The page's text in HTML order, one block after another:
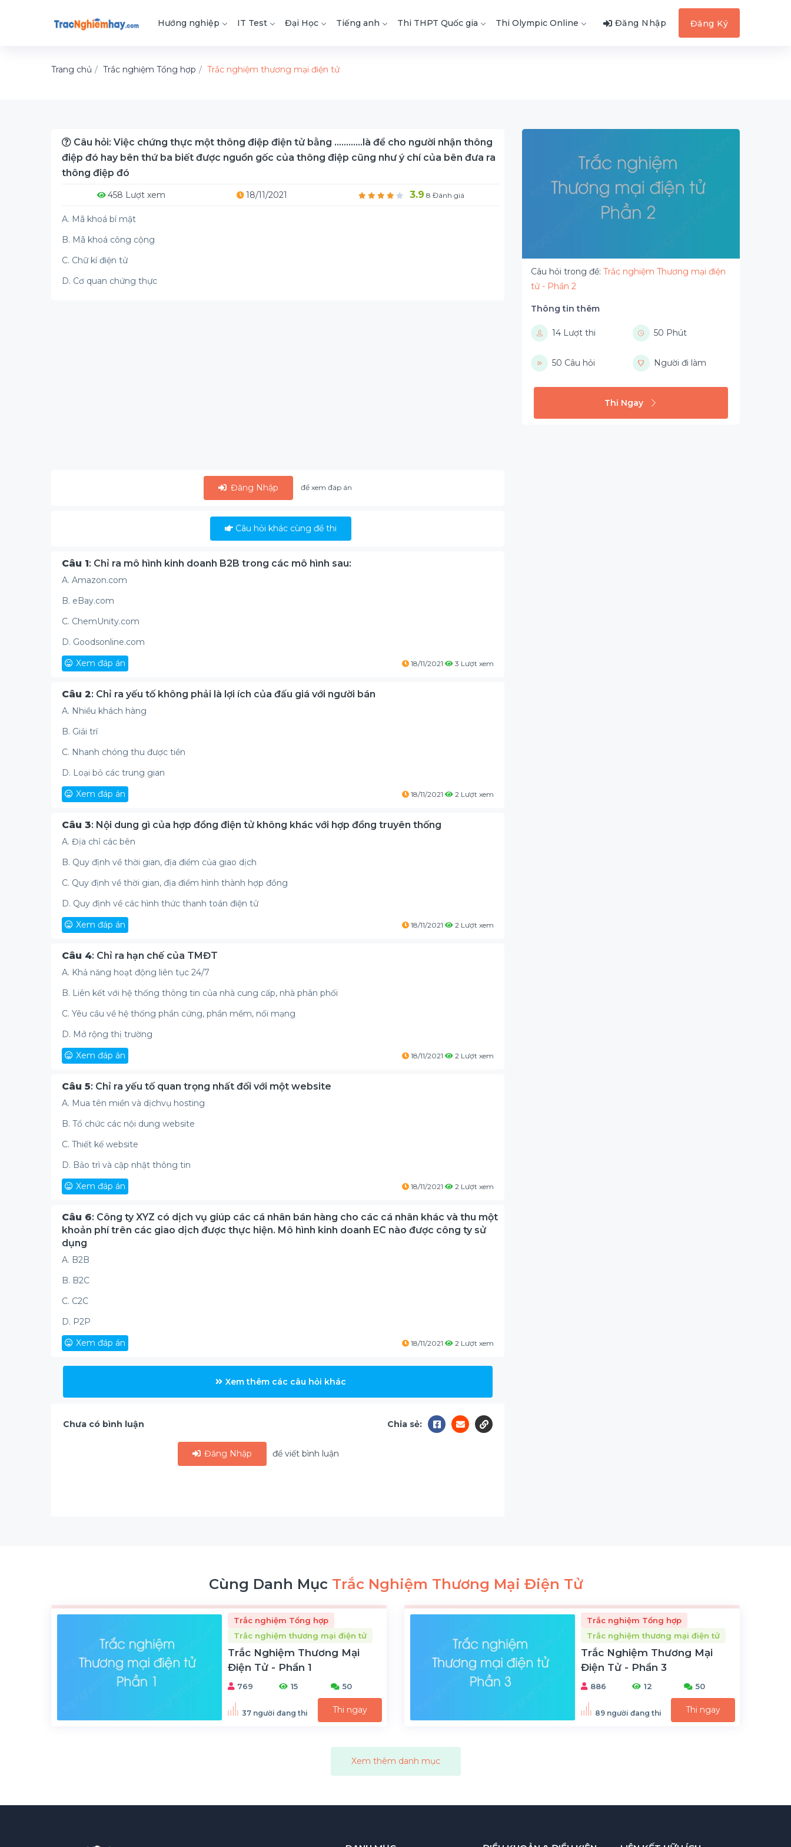
Hướng nghiệp IT Test Đại Học Tiếng anh Thi THPT Quốc gia Thi Olympic Online Đăng Nhập Đăng Ký
Trang chủ Trắc nghiệm Tổng hợp Trắc nghiệm thương mại điện tử
Câu hỏi: Việc chứng thực một thông điệp điện tử bằng …………là để cho người nhận thông
điệp đó hay bên thứ ba biết được nguồn gốc của thông điệp cũng như ý chí của bên đưa ra
thông điệp đó
458 Lượt xem 18/11/2021 3.9 8 Đánh giá
A. Mã khoá bí mật
B. Mã khoá công cộng
C. Chữ kí điện tử
D. Cơ quan chứng thực
Đăng Nhập để xem đáp án
Câu hỏi khác cùng đề thi
Câu 1: Chỉ ra mô hình kinh doanh B2B trong các mô hình sau:
A. Amazon.com
B. eBay.com
C. ChemUnity.com
D. Goodsonline.com
Xem đáp án
18/11/2021 3 Lượt xem
Câu 2: Chỉ ra yếu tố không phải là lợi ích của đấu giá với người bán
A. Nhiều khách hàng
B. Giải trí
C. Nhanh chóng thu được tiền
D. Loại bỏ các trung gian
Xem đáp án
18/11/2021 2 Lượt xem
Câu 3: Nội dung gì của hợp đồng điện tử không khác với hợp đồng truyên thống
A. Địa chỉ các bên
B. Quy định về thời gian, địa điểm của giao dịch
C. Quy định về thời gian, địa điểm hình thành hợp đồng
D. Quy định về các hình thức thanh toán điện tử
Xem đáp án
18/11/2021 2 Lượt xem
Câu 4: Chỉ ra hạn chế của TMĐT
A. Khả năng hoạt động liên tục 24/7
B. Liên kết với hệ thống thông tin của nhà cung cấp, nhà phân phối
C. Yêu cầu về hệ thống phần cứng, phần mềm, nối mạng
D. Mở rộng thị trường
Xem đáp án
18/11/2021 2 Lượt xem
Câu 5: Chỉ ra yếu tố quan trọng nhất đối với một website
A. Mua tên miền và dịchvụ hosting
B. Tổ chức các nội dung website
C. Thiết kế website
D. Bảo trì và cập nhật thông tin
Xem đáp án
18/11/2021 2 Lượt xem
Câu 6: Công ty XYZ có dịch vụ giúp các cá nhân bán hàng cho các cá nhân khác và thu một
khoản phí trên các giao dịch được thực hiện. Mô hình kinh doanh EC nào được công ty sử
dụng
A. B2B
B. B2C
C. C2C
D. P2P
Xem đáp án
18/11/2021 2 Lượt xem
Xem thêm các câu hỏi khác
Chưa có bình luận Chia sẻ:
Đăng Nhập để viết bình luận
Câu hỏi trong đề: Trắc nghiệm Thương mại điện
tử - Phần 2
Thông tin thêm
14 Lượt thi 50 Phút
50 Câu hỏi Người đi làm
Thi Ngay
Cùng Danh Mục Trắc Nghiệm Thương Mại Điện Tử
Trắc nghiệm Tổng hợp
Trắc nghiệm thương mại điện tử
Trắc Nghiệm Thương Mại
Điện Tử - Phần 1
769 15 50
37 người đang thi Thi ngay
Trắc nghiệm Tổng hợp
Trắc nghiệm thương mại điện tử
Trắc Nghiệm Thương Mại
Điện Tử - Phần 3
886 12 50
89 người đang thi Thi ngay
Xem thêm danh mục